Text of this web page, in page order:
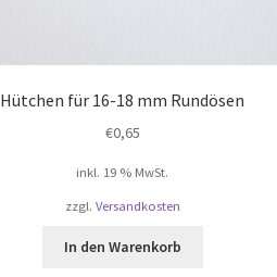
Hütchen für 16-18 mm Rundösen
€0,65
inkl. 19 % MwSt.
zzgl. Versandkosten
In den Warenkorb